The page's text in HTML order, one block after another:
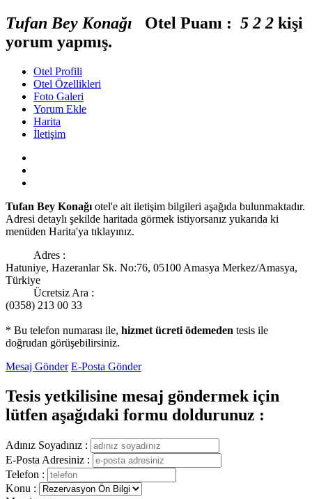
Tufan Bey Konağı Otel Puanı : 5 2 2 kişi
yorum yapmış.
Otel Profili
Otel Özellikleri
Foto Galeri
Yorum Ekle
Harita
İletişim
Tufan Bey Konağı otel'e ait iletişim bilgileri aşağıda bulunmaktadır.
Adresi detaylı şekilde haritada görmek istiyorsanız yukarıda ki
menüden Harita'ya tıklayınız.
Adres :
Hatuniye, Hazeranlar Sk. No:76, 05100 Amasya Merkez/Amasya,
Türkiye
Ücretsiz Ara :
(0358) 213 00 33
* Bu telefon numarası ile, hizmet ücreti ödemeden tesis ile
doğrudan görüşebilirsiniz.
Mesaj Gönder E-Posta Gönder
Tesis yetkilisine mesaj göndermek için
lütfen aşağıdaki formu doldurunuz :
Adınız Soyadınız :
E-Posta Adresiniz :
Telefon :
Konu :